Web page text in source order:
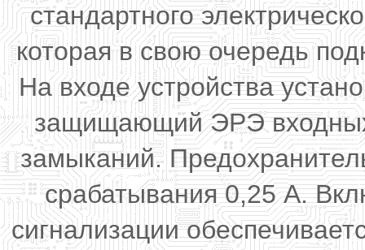
стандартного
которая в свою очередь
На входе устройства
защищающий ЭРЭ входных
замыканий.
срабатывания 0,25 А.
сигнализации